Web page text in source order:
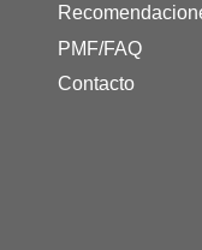
PMF/FAQ
Contacto